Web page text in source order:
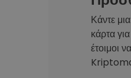
Κάντε
κάρτα
έτοιμοι